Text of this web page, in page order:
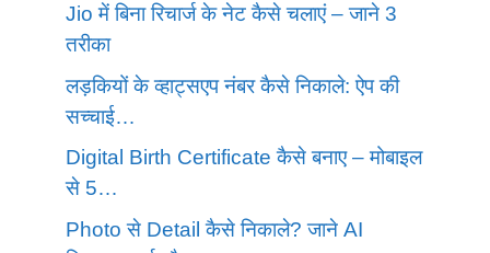
Jio में बिना रिचार्ज के नेट कैसे चलाएं – जाने 3
तरीका
लड़कियों के व्हाट्सएप नंबर कैसे निकाले: ऐप की
सच्चाई…
Digital Birth Certificate कैसे बनाए – मोबाइल
से 5…
Photo से Detail कैसे निकाले? जाने AI